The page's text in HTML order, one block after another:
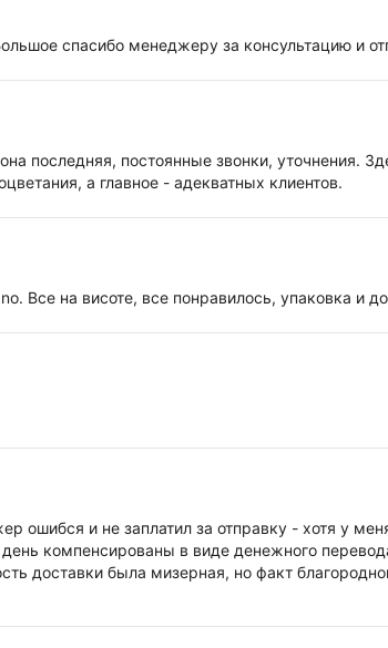
спасибо менеджеру за консультацию и
последняя, постоянные звонки, уточнения.
а главное - адекватных клиентов.
Все на висоте, все понравилось, упаковка и
и не заплатил за отправку - хотя у
компенсированы в виде денежного
доставки была мизерная, но факт